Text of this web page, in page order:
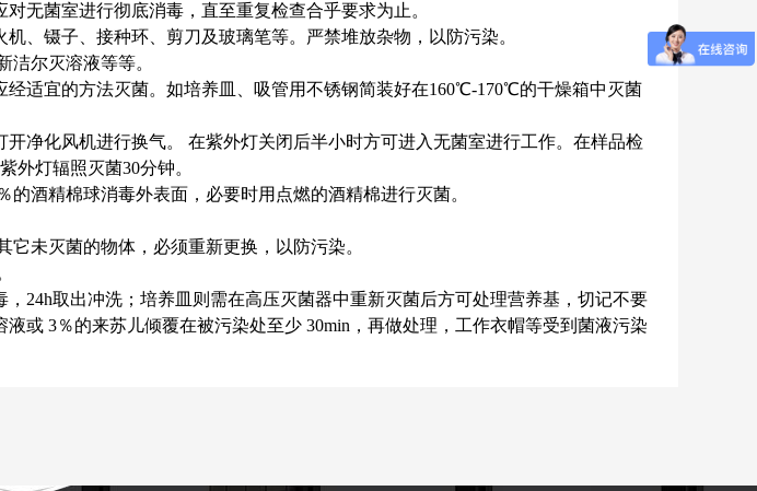
无菌室进行彻底消毒，直至重复检查合乎要求为止。
、镊子、接种环、剪刀及玻璃笔等。严禁堆放杂物，以防污染。
洁尔灭溶液等等。
适宜的方法灭菌。如培养皿、吸管用不锈钢简装好在160℃-170℃的干燥箱中灭菌
净化风机进行换气。 在紫外灯关闭后半小时方可进入无菌室进行工作。在样品检
外灯辐照灭菌30分钟。
酒精棉球消毒外表面，必要时用点燃的酒精棉进行灭菌。
未灭菌的物体，必须重新更换，以防污染。
24h取出冲洗；培养皿则需在高压灭菌器中重新灭菌后方可处理营养基，切记不要
或 3％的来苏儿倾覆在被污染处至少 30min，再做处理，工作衣帽等受到菌液污染